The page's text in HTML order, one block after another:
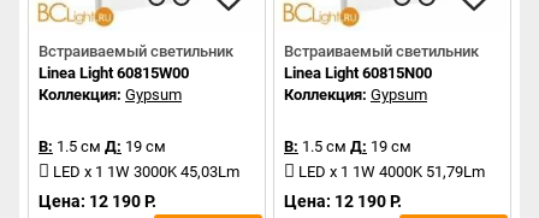
Встраиваемый светильник
Linea Light 60815W00
Коллекция: Gypsum
В: 1.5 см Д: 19 см
LED x 1 1W 3000K 45,03Lm
Цена: 12 190 Р.
Встраиваемый светильник
Linea Light 60815N00
Коллекция: Gypsum
В: 1.5 см Д: 19 см
LED x 1 1W 4000K 51,79Lm
Цена: 12 190 Р.